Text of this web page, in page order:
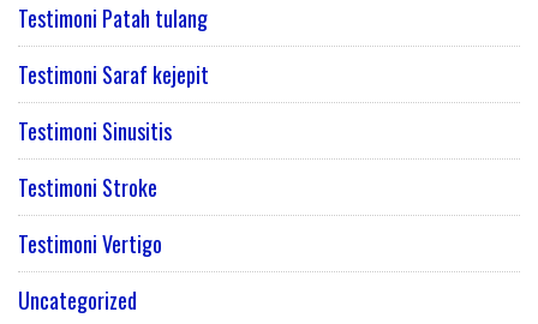
Testimoni Patah tulang
Testimoni Saraf kejepit
Testimoni Sinusitis
Testimoni Stroke
Testimoni Vertigo
Uncategorized